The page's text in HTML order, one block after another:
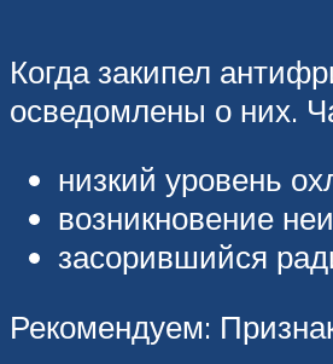
Когда закипел
осведомлены о них.
низкий уровень
возникновение
засорившийся
Рекомендуем: